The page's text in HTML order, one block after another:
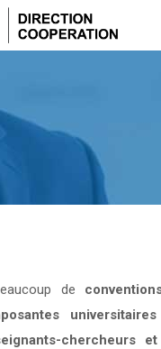
de
chercheurs